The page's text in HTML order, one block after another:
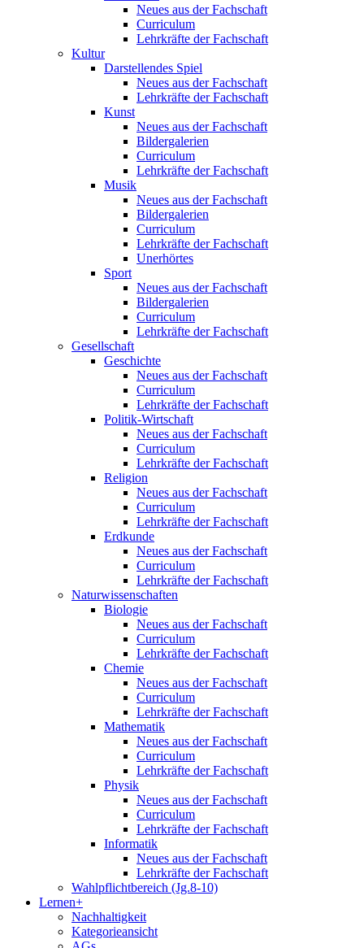
Neues aus der Fachschaft
Curriculum
Lehrkräfte der Fachschaft
Kultur
Darstellendes Spiel
Neues aus der Fachschaft
Lehrkräfte der Fachschaft
Kunst
Neues aus der Fachschaft
Bildergalerien
Curriculum
Lehrkräfte der Fachschaft
Musik
Neues aus der Fachschaft
Bildergalerien
Curriculum
Lehrkräfte der Fachschaft
Unerhörtes
Sport
Neues aus der Fachschaft
Bildergalerien
Curriculum
Lehrkräfte der Fachschaft
Gesellschaft
Geschichte
Neues aus der Fachschaft
Curriculum
Lehrkräfte der Fachschaft
Politik-Wirtschaft
Neues aus der Fachschaft
Curriculum
Lehrkräfte der Fachschaft
Religion
Neues aus der Fachschaft
Curriculum
Lehrkräfte der Fachschaft
Erdkunde
Neues aus der Fachschaft
Curriculum
Lehrkräfte der Fachschaft
Naturwissenschaften
Biologie
Neues aus der Fachschaft
Curriculum
Lehrkräfte der Fachschaft
Chemie
Neues aus der Fachschaft
Curriculum
Lehrkräfte der Fachschaft
Mathematik
Neues aus der Fachschaft
Curriculum
Lehrkräfte der Fachschaft
Physik
Neues aus der Fachschaft
Curriculum
Lehrkräfte der Fachschaft
Informatik
Neues aus der Fachschaft
Lehrkräfte der Fachschaft
Wahlpflichtbereich (Jg.8-10)
Lernen+
Nachhaltigkeit
Kategorieansicht